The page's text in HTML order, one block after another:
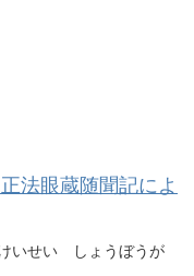
法眼蔵随聞記によ
いせい しょうぼうが